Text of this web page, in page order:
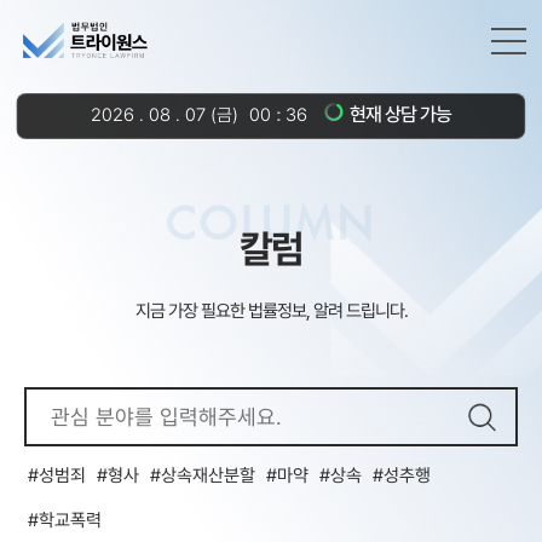
2026 . 08 . 07 (금) 00 36 현재 상담 가능
COLUMN
칼럼
지금 가장 필요한 법률정보, 알려 드립니다.
성범죄 형사 상속재산분할 마약 상속 성추행
학교폭력